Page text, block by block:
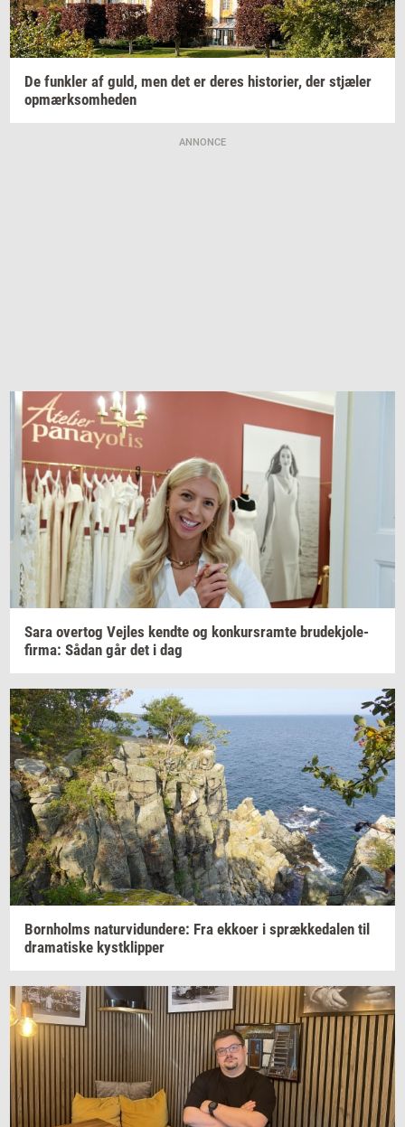
De funk­ler af guld, men det er deres hi­sto­ri­er, der stjæ­ler
op­mærk­som­he­den
ANNONCE
Sara over­tog Vej­les kend­te og kon­kurs­ram­te bru­dekjo­le­
fir­ma: Sådan går det i dag
Born­holms na­tur­vi­dun­de­re: Fra ek­ko­er i spræk­ke­da­len til
dra­ma­ti­ske kyst­klip­per